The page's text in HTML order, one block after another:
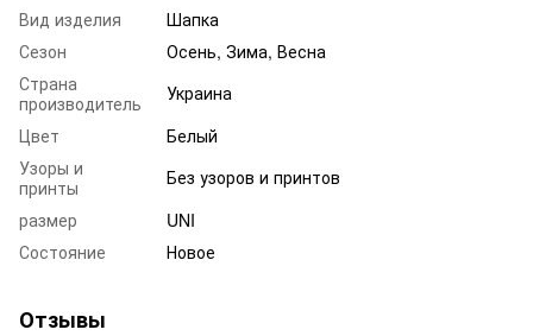
Вид изделия
Шапка
Сезон
Осень, Зима, Весна
Страна
производитель
Украина
Цвет
Белый
Узоры и
принты
Без узоров и принтов
размер
UNI
Состояние
Новое
Отзывы